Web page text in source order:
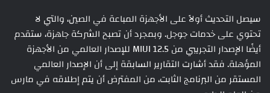
سيصل التحديث أولاً على الأجهزة المباعة في الصين، والتي لا
تحتوي على خدمات جوجل. وبمجرد أن تصبح الشركة جاهزة، ستقدم
أيضًا الإصدار التجريبي من MIUI 12.5 للإصدار العالمي من الأجهزة
المؤهلة. فقد أشارت التقارير السابقة إلى أن الإصدار العالمي
المستقر من البرنامج الثابت، من المفترض أن يتم إطلاقه في مارس